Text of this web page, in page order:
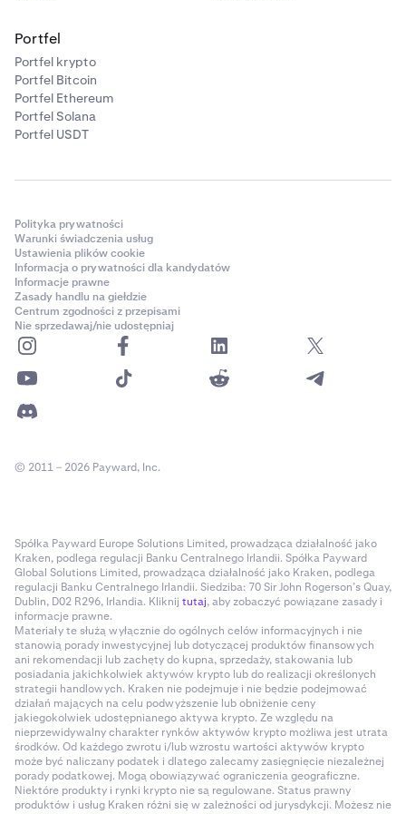
Portfel
Portfel krypto
Portfel Bitcoin
Portfel Ethereum
Portfel Solana
Portfel USDT
Polityka prywatności
Warunki świadczenia usług
Ustawienia plików cookie
Informacja o prywatności dla kandydatów
Informacje prawne
Zasady handlu na giełdzie
Centrum zgodności z przepisami
Nie sprzedawaj/nie udostępniaj
© 2011 – 2026 Payward, Inc.
Spółka Payward Europe Solutions Limited, prowadząca działalność jako
Kraken, podlega regulacji Banku Centralnego Irlandii. Spółka Payward
Global Solutions Limited, prowadząca działalność jako Kraken, podlega
regulacji Banku Centralnego Irlandii. Siedziba: 70 Sir John Rogerson’s Quay,
Dublin, D02 R296, Irlandia. Kliknij tutaj, aby zobaczyć powiązane zasady i
informacje prawne.
Materiały te służą wyłącznie do ogólnych celów informacyjnych i nie
stanowią porady inwestycyjnej lub dotyczącej produktów finansowych
ani rekomendacji lub zachęty do kupna, sprzedaży, stakowania lub
posiadania jakichkolwiek aktywów krypto lub do realizacji określonych
strategii handlowych. Kraken nie podejmuje i nie będzie podejmować
działań mających na celu podwyższenie lub obniżenie ceny
jakiegokolwiek udostępnianego aktywa krypto. Ze względu na
nieprzewidywalny charakter rynków aktywów krypto możliwa jest utrata
środków. Od każdego zwrotu i/lub wzrostu wartości aktywów krypto
może być naliczany podatek i dlatego zalecamy zasięgnięcie niezależnej
porady podatkowej. Mogą obowiązywać ograniczenia geograficzne.
Niektóre produkty i rynki krypto nie są regulowane. Status prawny
produktów i usług Kraken różni się w zależności od jurysdykcji. Możesz nie